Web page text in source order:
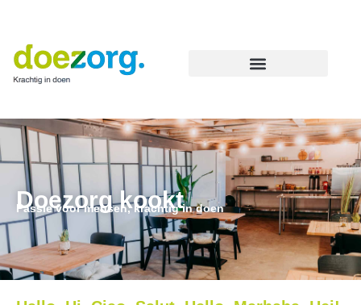
inhoud
Doezorg kookt
Passie voor mensen, krachtig in doen